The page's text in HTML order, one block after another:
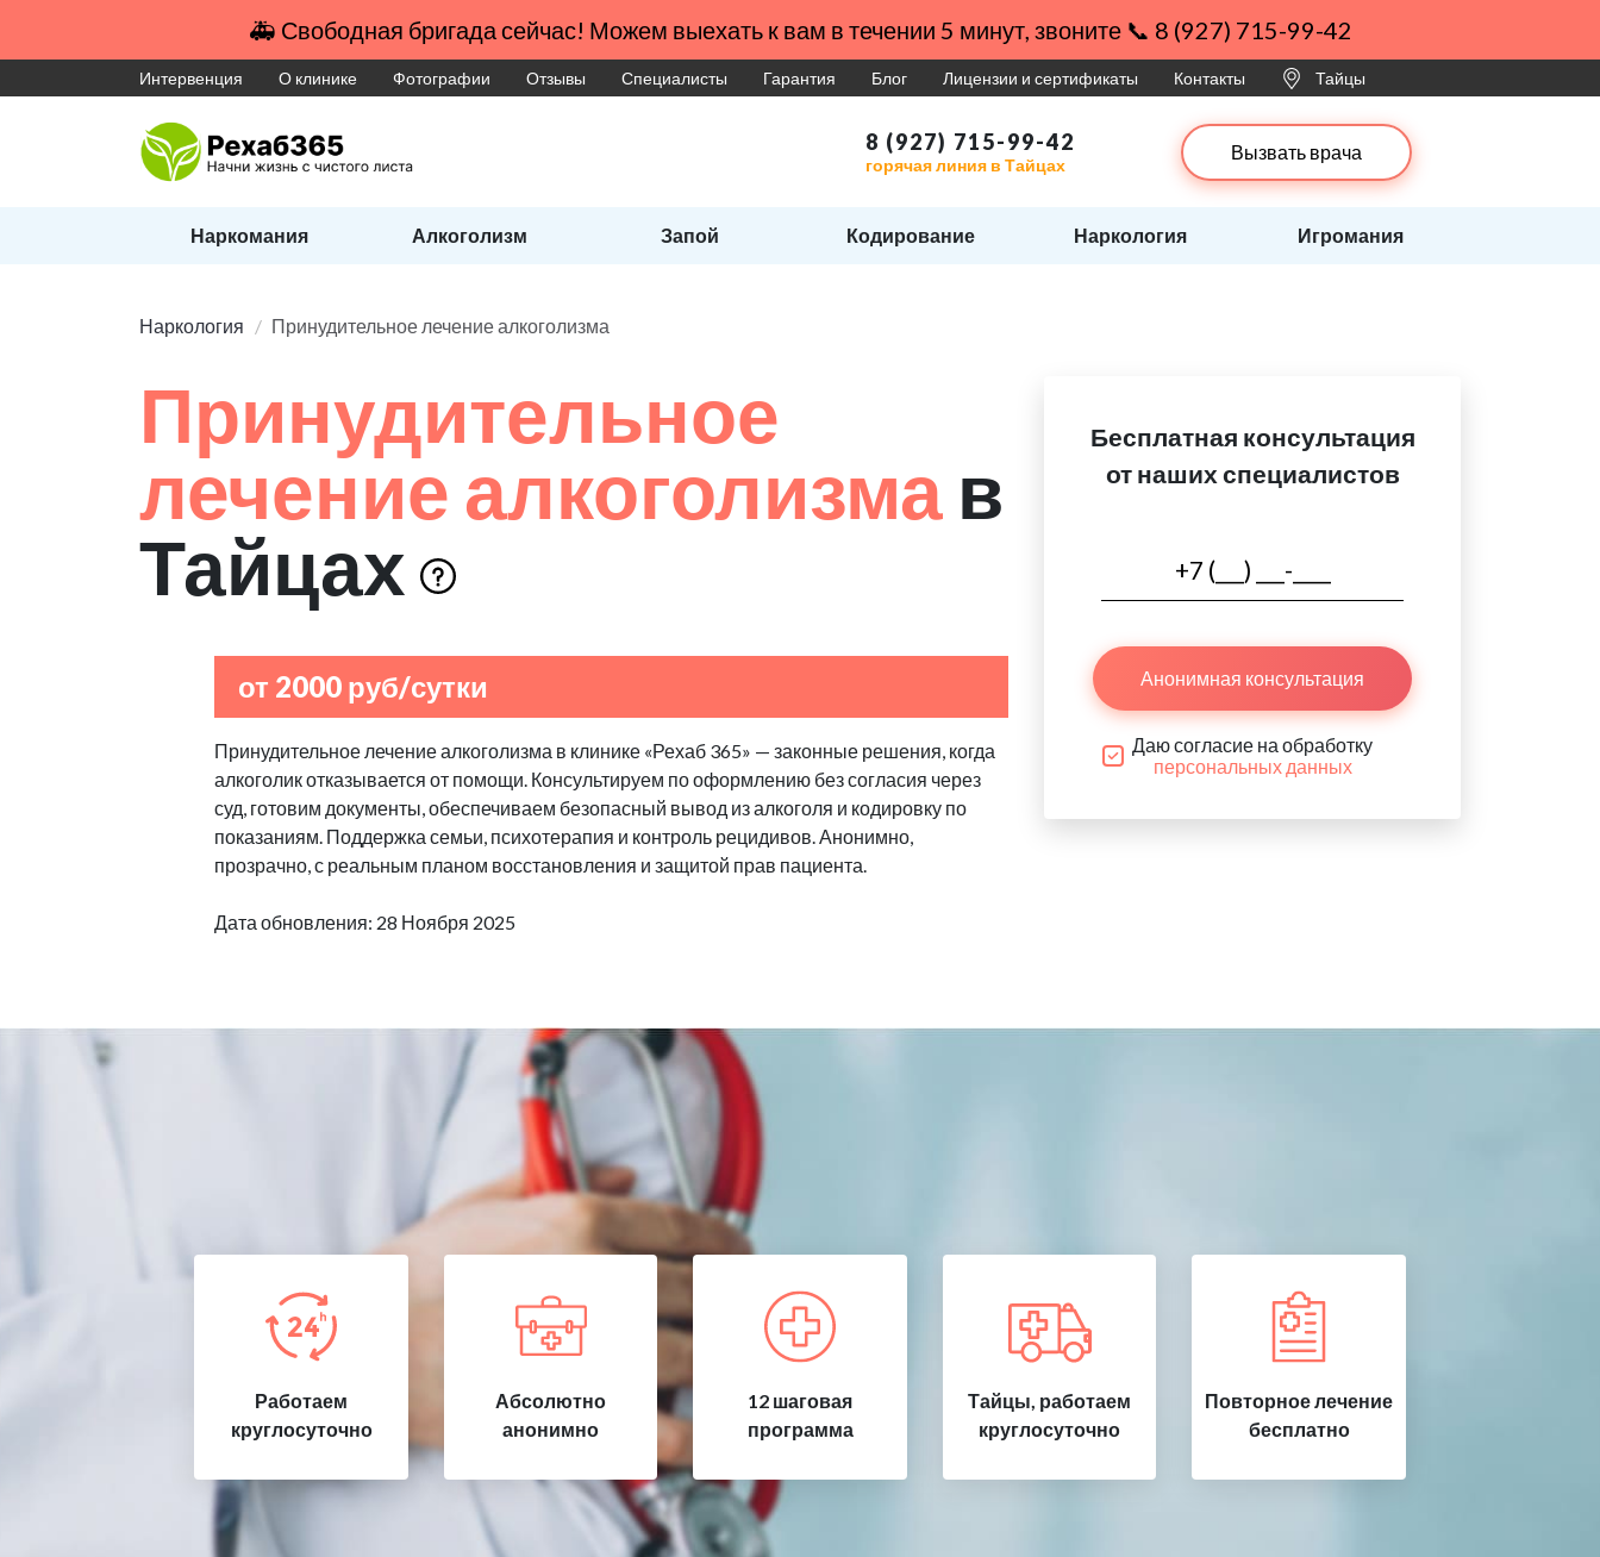
🚑 Свободная бригада сейчас! Можем выехать к вам в течении 5 минут, звоните 📞 8 (927) 715-99-42
Интервенция О клинике Фотографии Отзывы Специалисты Гарантия Блог Лицензии и сертификаты Контакты Тайцы
8 (927) 715-99-42
горячая линия в Тайцах
Вызвать врача
Наркомания Алкоголизм Запой Кодирование Наркология Игромания
Наркология Принудительное лечение алкоголизма
Принудительное
лечение алкоголизма в
Тайцах
от 2000 руб/сутки
Принудительное лечение алкоголизма в клинике «Рехаб 365» — законные решения, когда
алкоголик отказывается от помощи. Консультируем по оформлению без согласия через
суд, готовим документы, обеспечиваем безопасный вывод из алкоголя и кодировку по
показаниям. Поддержка семьи, психотерапия и контроль рецидивов. Анонимно,
прозрачно, с реальным планом восстановления и защитой прав пациента.
Дата обновления: 28 Ноября 2025
Бесплатная консультация
от наших специалистов
Анонимная консультация
Даю согласие на обработку
персональных данных
Работаем
круглосуточно
Абсолютно
анонимно
12 шаговая
программа
Тайцы, работаем
круглосуточно
Повторное лечение
бесплатно